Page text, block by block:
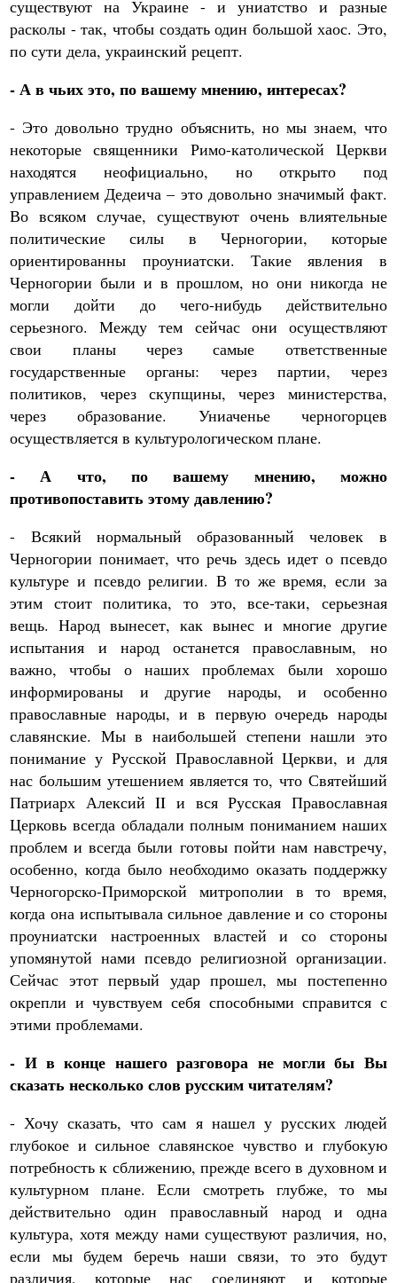
существуют на Украине - и униатство и разные
расколы - так, чтобы создать один большой хаос. Это,
по сути дела, украинский рецепт.
- А в чьих это, по вашему мнению, интересах?
- Это довольно трудно объяснить, но мы знаем, что
некоторые священники Римо-католической Церкви
находятся неофициально, но открыто под
управлением Дедеича – это довольно значимый факт.
Во всяком случае, существуют очень влиятельные
политические силы в Черногории, которые
ориентированны проуниатски. Такие явления в
Черногории были и в прошлом, но они никогда не
могли дойти до чего-нибудь действительно
серьезного. Между тем сейчас они осуществляют
свои планы через самые ответственные
государственные органы: через партии, через
политиков, через скупщины, через министерства,
через образование. Униаченье черногорцев
осуществляется в культурологическом плане.
- А что, по вашему мнению, можно
противопоставить этому давлению?
- Всякий нормальный образованный человек в
Черногории понимает, что речь здесь идет о псевдо
культуре и псевдо религии. В то же время, если за
этим стоит политика, то это, все-таки, серьезная
вещь. Народ вынесет, как вынес и многие другие
испытания и народ останется православным, но
важно, чтобы о наших проблемах были хорошо
информированы и другие народы, и особенно
православные народы, и в первую очередь народы
славянские. Мы в наибольшей степени нашли это
понимание у Русской Православной Церкви, и для
нас большим утешением является то, что Святейший
Патриарх Алексий II и вся Русская Православная
Церковь всегда обладали полным пониманием наших
проблем и всегда были готовы пойти нам навстречу,
особенно, когда было необходимо оказать поддержку
Черногорско-Приморской митрополии в то время,
когда она испытывала сильное давление и со стороны
проуниатски настроенных властей и со стороны
упомянутой нами псевдо религиозной организации.
Сейчас этот первый удар прошел, мы постепенно
окрепли и чувствуем себя способными справится с
этими проблемами.
- И в конце нашего разговора не могли бы Вы
сказать несколько слов русским читателям?
- Хочу сказать, что сам я нашел у русских людей
глубокое и сильное славянское чувство и глубокую
потребность к сближению, прежде всего в духовном и
культурном плане. Если смотреть глубже, то мы
действительно один православный народ и одна
культура, хотя между нами существуют различия, но,
если мы будем беречь наши связи, то это будут
различия, которые нас соединяют и которые